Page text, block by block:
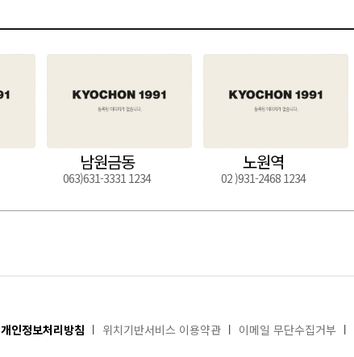
남원금동
063)631-3331 1234
노원역
02 )931-2468 1234
개인정보처리방침 위치기반서비스 이용약관 이메일 무단수집거부